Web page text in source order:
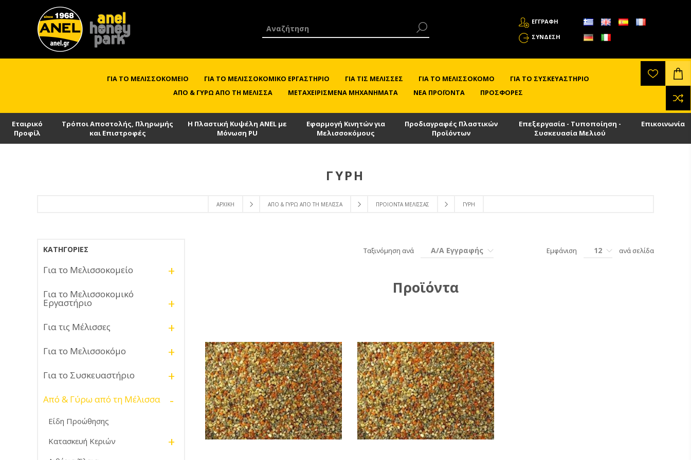
ΕΓΓΡΑΦΗ
ΣΎΝΔΕΣΗ
ΓΙΑ ΤΟ ΜΕΛΙΣΣΟΚΟΜΕΊΟ ΓΙΑ ΤΟ ΜΕΛΙΣΣΟΚΟΜΙΚΌ ΕΡΓΑΣΤΉΡΙΟ ΓΙΑ ΤΙΣ ΜΈΛΙΣΣΕΣ ΓΙΑ ΤΟ ΜΕΛΙΣΣΟΚΌΜΟ
ΓΙΑ ΤΟ ΣΥΣΚΕΥΑΣΤΉΡΙΟ
ΑΠΌ & ΓΎΡΩ ΑΠΌ ΤΗ ΜΈΛΙΣΣΑ
ΜΕΤΑΧΕΙΡΙΣΜΈΝΑ ΜΗΧΑΝΉΜΑΤΑ ΝΈΑ ΠΡΟΪΌΝΤΑ ΠΡΟΣΦΟΡΈΣ
Εταιρικό
Προφίλ
Τρόποι Αποστολής, Πληρωμής
και Επιστροφές
Η Πλαστική Κυψέλη ANEL με
Μόνωση PU
Εφαρμογή Κινητών για
Μελισσοκόμους
Προδιαγραφές Πλαστικών
Προϊόντων
Επεξεργασία - Τυποποίηση -
Συσκευασία Μελιού
Επικοινωνία
ΑΡΧΙΚΉ ΑΠΌ & ΓΎΡΩ ΑΠΌ ΤΗ ΜΈΛΙΣΣΑ ΠΡΟΙΌΝΤΑ ΜΈΛΙΣΣΑΣ ΓΎΡΗ
ΓΎΡΗ
Ταξινόμηση ανά Α/Α Εγγραφής Εμφάνιση 12 ανά σελίδα
Προϊόντα
ΚΑΤΗΓΟΡΊΕΣ
Για το Μελισσοκομείο +
Για το Μελισσοκομικό
Εργαστήριο +
Για τις Μέλισσες +
Για το Μελισσοκόμο +
Για το Συσκευαστήριο +
Από & Γύρω από τη Μέλισσα -
Είδη Προώθησης
Κατασκευή Κεριών
+